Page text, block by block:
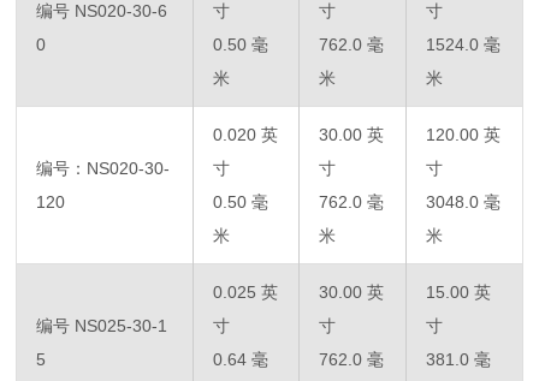
编号 NS020-30-6
0
寸
0.50 毫
米
寸
762.0 毫
米
寸
1524.0 毫
米
编号：NS020-30-
120
0.020 英
寸
0.50 毫
米
30.00 英
寸
762.0 毫
米
120.00 英
寸
3048.0 毫
米
编号 NS025-30-1
5
0.025 英
寸
0.64 毫
30.00 英
寸
762.0 毫
15.00 英
寸
381.0 毫